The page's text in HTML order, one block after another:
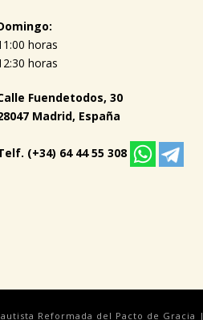
horas
horas
Fuendetodos, 30
Madrid, España
(+34) 64 44 55 308
Reformada del Pacto de Gracia |